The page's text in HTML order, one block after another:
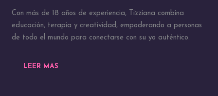
Con más de 18 años de experiencia, Tizziana combina
educación, terapia y creatividad, empoderando a personas
de todo el mundo para conectarse con su yo auténtico.
LEER MAS